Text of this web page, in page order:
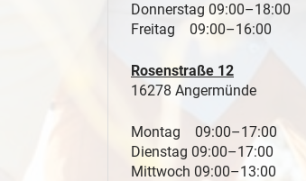
Donnerstag 09:00–18:00
Freitag 09:00–16:00
Rosenstraße 12
16278 Angermünde
Montag 09:00–17:00
Dienstag 09:00–17:00
Mittwoch 09:00–13:00